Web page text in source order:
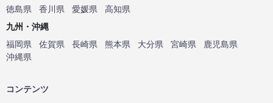
徳島県
香川県 愛媛県
高知県
九州・沖縄
福岡県
佐賀県 長崎県 熊本県 大分県 宮崎県
鹿児島県
沖縄県
コンテンツ